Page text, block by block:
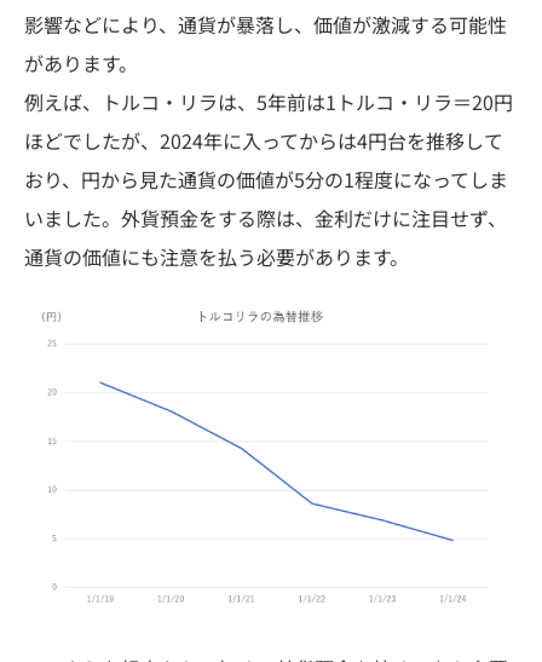
影響などにより、通貨が暴落し、価値が激減する可能性
があります。
例えば、トルコ・リラは、5年前は1トルコ・リラ＝20円
ほどでしたが、2024年に入ってからは4円台を推移して
おり、円から見た通貨の価値が5分の1程度になってしま
いました。外貨預金をする際は、金利だけに注目せず、
通貨の価値にも注意を払う必要があります。